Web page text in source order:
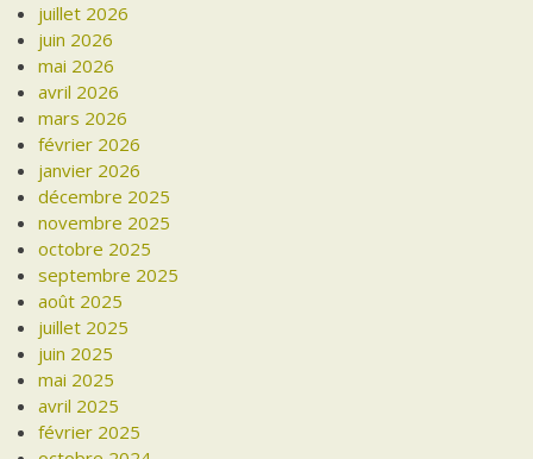
juillet 2026
juin 2026
mai 2026
avril 2026
mars 2026
février 2026
janvier 2026
décembre 2025
novembre 2025
octobre 2025
septembre 2025
août 2025
juillet 2025
juin 2025
mai 2025
avril 2025
février 2025